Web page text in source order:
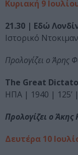
Κυριακή 9
21.30 | Εδώ
Ιστορικό
Προλογίζει ο Άρης
The Great
ΗΠΑ | 1940 | 125’
Προλογίζει ο
Δευτέρα 10